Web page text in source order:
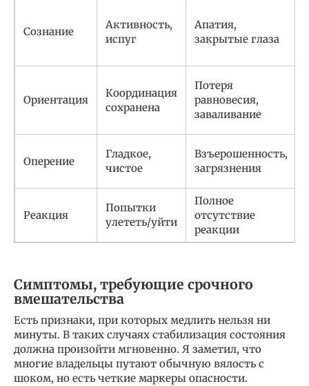
Сознание
Активность,
испуг
Апатия,
закрытые глаза
Ориентация
Координация
сохранена
Потеря
равновесия,
заваливание
Оперение
Гладкое,
чистое
Взъерошенность,
загрязнения
Реакция
Попытки
улететь/уйти
Полное
отсутствие
реакции
Симптомы, требующие срочного
вмешательства
Есть признаки, при которых медлить нельзя ни
минуты. В таких случаях стабилизация состояния
должна произойти мгновенно. Я заметил, что
многие владельцы путают обычную вялость с
шоком, но есть четкие маркеры опасности.